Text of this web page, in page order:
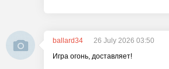
ballard34
26 July 2026 03:50
Игра огонь, доставляет!